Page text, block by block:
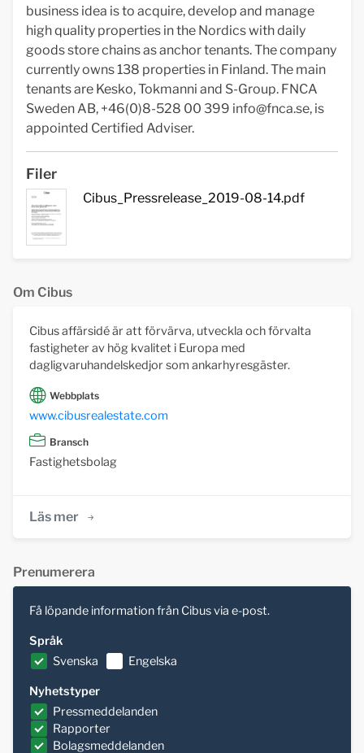
business idea is to acquire, develop and manage
high quality properties in the Nordics with daily
goods store chains as anchor tenants. The company
currently owns 138 properties in Finland. The main
tenants are Kesko, Tokmanni and S-Group. FNCA
Sweden AB, +46(0)8-528 00 399 info@fnca.se, is
appointed Certified Adviser.
Filer
Cibus_Pressrelease_2019-08-14.pdf
Om Cibus
Cibus affärsidé är att förvärva, utveckla och förvalta
fastigheter av hög kvalitet i Europa med
dagligvaruhandelskedjor som ankarhyresgäster.
Webbplats
www.cibusrealestate.com
Bransch
Fastighetsbolag
Läs mer
Prenumerera
Få löpande information från Cibus via e-post.
Språk
Svenska
Engelska
Nyhetstyper
Pressmeddelanden
Rapporter
Bolagsmeddelanden